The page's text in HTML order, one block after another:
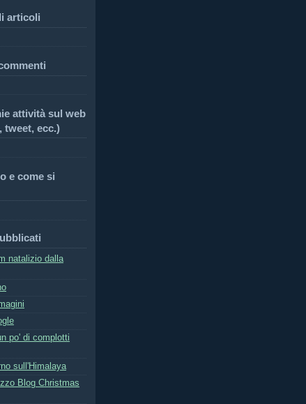
articoli
attività sul web
tweet, ecc.)
e come si
natalizio dalla
po' di complotti
sull'Himalaya
Blog Christmas